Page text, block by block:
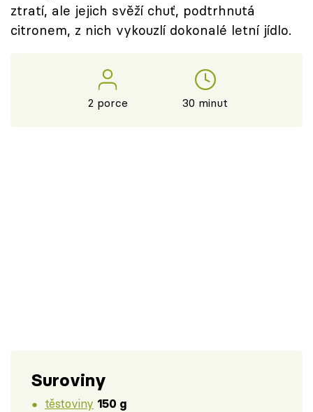
Přihlášení
ztratí, ale jejich svěží chuť, podtrhnutá
citronem, z nich vykouzlí dokonalé letní jídlo.
2 porce 30 minut
Suroviny
těstoviny 150 g